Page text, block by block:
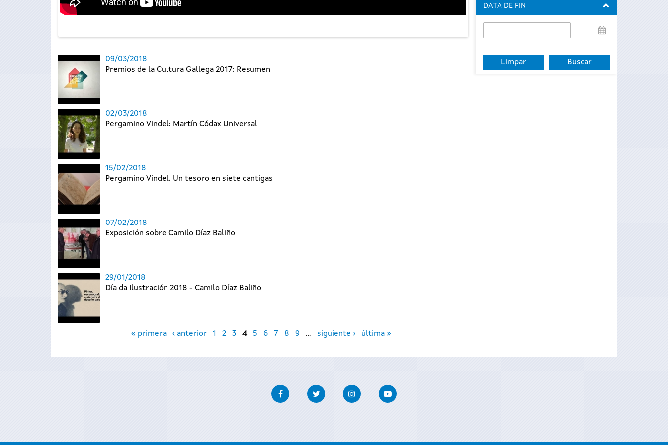
09/03/2018
Premios de la Cultura Gallega 2017: Resumen
02/03/2018
Pergamino Vindel: Martín Códax Universal
15/02/2018
Pergamino Vindel. Un tesoro en siete cantigas
07/02/2018
Exposición sobre Camilo Díaz Baliño
29/01/2018
Día da Ilustración 2018 - Camilo Díaz Baliño
« primera ‹ anterior 1 2 3 4 5 6 7 8 9 … siguiente › última »
DATA DE FIN
de
FacebookTwitter InstagramYoutube